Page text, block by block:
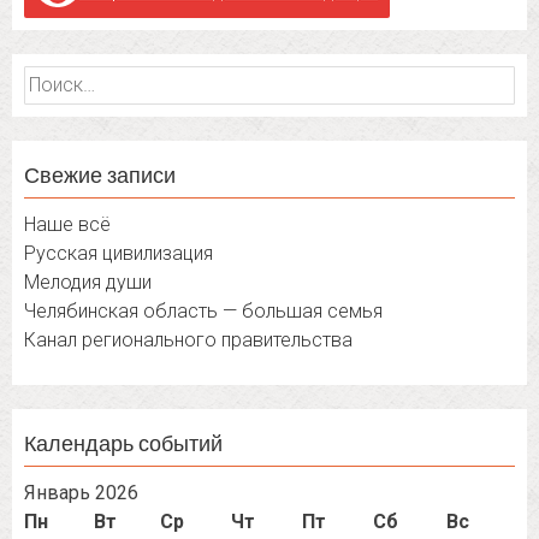
Найти:
Свежие записи
Наше всё
Русская цивилизация
Мелодия души
Челябинская область — большая семья
Канал регионального правительства
Календарь событий
Январь 2026
Пн
Вт Ср Чт Пт Сб
Вс